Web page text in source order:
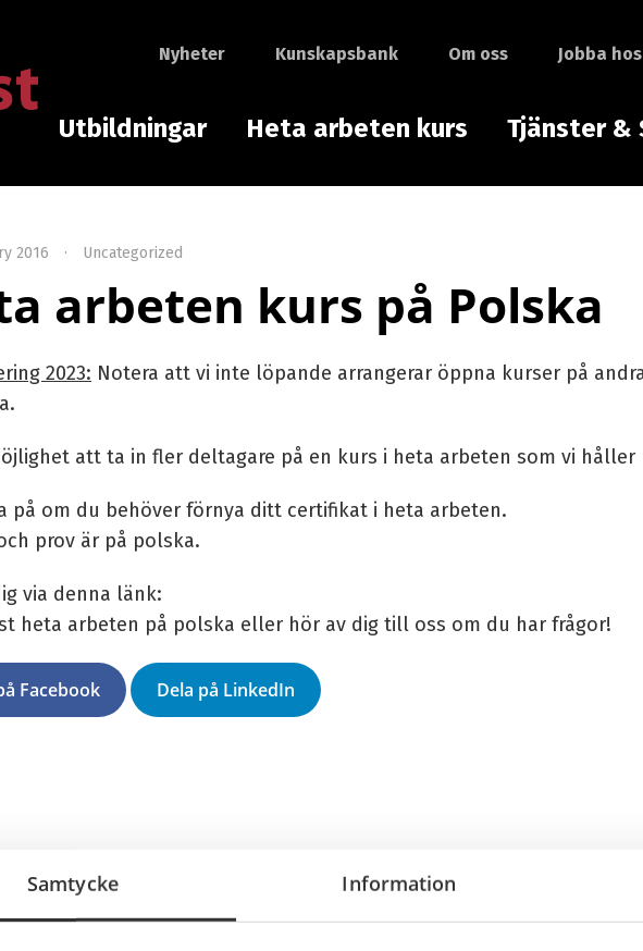
Samtycke Information
Nyheter Kunskapsbank Om oss Jobba
Utbildningar Heta arbeten kurs Tjänster &
2016 · Uncategorized
arbeten kurs på Polska
2023: Notera att vi inte löpande arrangerar öppna kurser på
att ta in fler deltagare på en kurs i heta arbeten som vi håller
på om du behöver förnya ditt certifikat i heta arbeten.
prov är på polska.
via denna länk:
heta arbeten på polska eller hör av dig till oss om du har frågor!
Facebook Dela på LinkedIn